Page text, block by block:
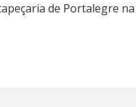
de Portalegre